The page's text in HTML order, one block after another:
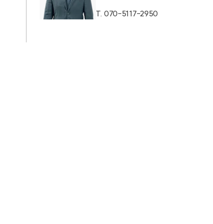
AI대륜 T. 070-5117-2950